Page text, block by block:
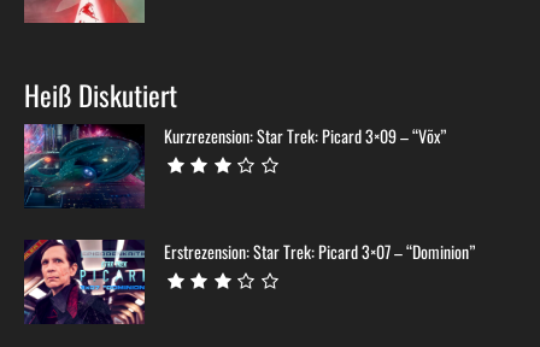
Heiß Diskutiert
Kurzrezension: Star Trek: Picard 3×09 – “Võx”
Erstrezension: Star Trek: Picard 3×07 – “Dominion”